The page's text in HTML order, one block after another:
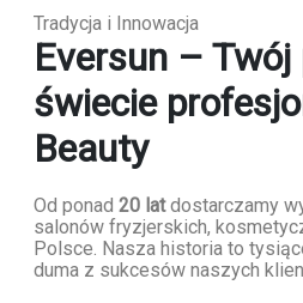
Tradycja i Innowacja
Eversun –
świecie
Beauty
Od ponad 20 latdostarczamy
salonów fryzjerskich,
Polsce. Nasza historia to
duma z sukcesów naszych